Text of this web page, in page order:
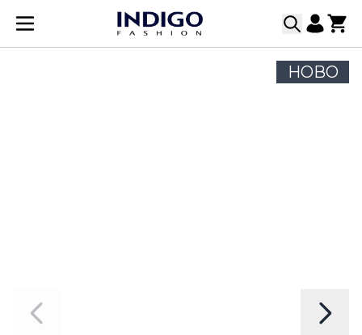
Прескачане към съдържанието
НОВО